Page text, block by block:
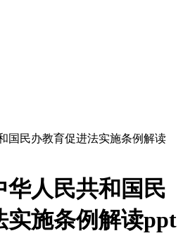
华人民共和国民
实施条例解读ppt